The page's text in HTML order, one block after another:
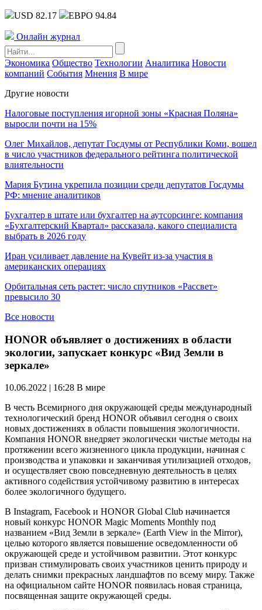
USD 82.17 ЕВРО 94.84
Онлайн журнал
Экономика Общество Технологии Аналитика Новости
компаний События Мнения В мире
Другие новости
Налоговые поступления игорной зоны «Красная Поляна»
выросли почти на 15%
Олег Михайлов, депутат Госдумы от Республики Коми, вошел
в число участников федерального рейтинга политической
влиятельности
Мария Бутина укрепила позиции среди депутатов Госдумы
РФ: мнение аналитиков
Бухгалтер в штате или бухгалтер на аутсорсинге: компания
«Бухгалтерский Квартал» рассказала, какого специалиста
выбрать в 2026 году
Иран усиливает давление на Кувейт из-за участия в
американских операциях
Орбитальная сеть растет: число спутников «Рассвет»
превысило 30
Все новости
HONOR объявляет о достижениях в области
экологии, запускает конкурс «Вид Земли в
зеркале»
10.06.2022 | 16:28 В мире
В честь Всемирного дня окружающей среды международный
технологический бренд HONOR объявил сегодня о своих
новых достижениях в области повышения экологичности.
Компания HONOR внедряет экологически чистые методы на
протяжении всего жизненного цикла продукции, начиная с
производства и упаковки и заканчивая утилизацией отходов,
и осуществляет свою повседневную деятельность в целях
активного содействия устойчивому развитию в интересах
более экологичного будущего.
В Instagram, Facebook и HONOR Global Club начинается
новый конкурс HONOR Magic Moments Monthly под
названием «Вид Земли в зеркале» (Earth View in the Mirror),
целью которого является повышение осведомленности об
окружающей среде и устойчивом развитии. Этот конкурс
призван стимулировать своих участников ценить природу и
делать снимки прекрасных ландшафтов по всему миру. Также
на официальном сайте HONOR появилась новая страница,
посвященная защите окружающей среды.